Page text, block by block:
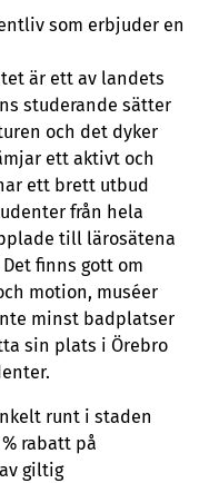
som erbjuder en
är ett av landets
studerande sätter
och det dyker
ett aktivt och
ett brett utbud
från hela
till lärosätena
finns gott om
motion, muséer
minst badplatser
sin plats i Örebro
runt i staden
rabatt på
giltig